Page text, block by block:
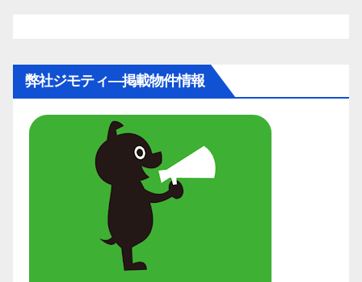
弊社ジモティ―掲載物件情報